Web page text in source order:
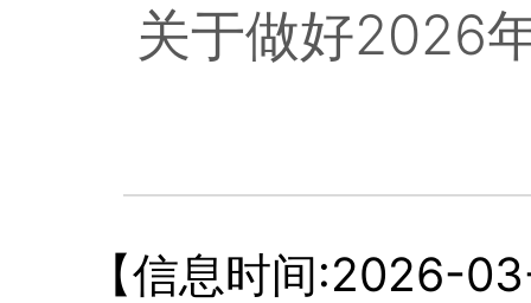
关于做好2026
【信息时间:2026-